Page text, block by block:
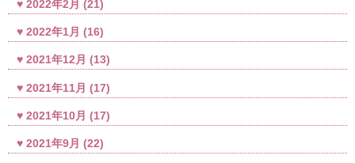
2022年2月 (21)
2022年1月 (16)
2021年12月 (13)
2021年11月 (17)
2021年10月 (17)
2021年9月 (22)